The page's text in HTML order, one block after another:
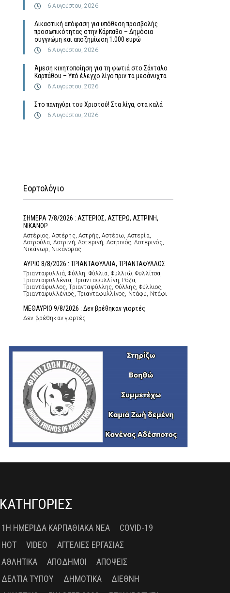
6 Αυγούστου, 2026
Δικαστική απόφαση για υπόθεση προσβολής
προσωπικότητας στην Κάρπαθο – Δημόσια
συγγνώμη και αποζημίωση 1.000 ευρώ
6 Αυγούστου, 2026
Άμεση κινητοποίηση για τη φωτιά στο Σάνταλο
Καρπάθου – Υπό έλεγχο λίγο πριν τα μεσάνυχτα
6 Αυγούστου, 2026
Στο πανηγύρι του Χριστού! Στα λίγα, στα καλά
6 Αυγούστου, 2026
Εορτολόγιο
ΣΗΜΕΡΑ 7/8/2026 : ΑΣΤΕΡΙΟΣ, ΑΣΤΕΡΩ, ΑΣΤΡΙΝΗ,
ΝΙΚΑΝΩΡ
Αστέριος, Αστέρης, Αστρής, Αστέρω, Αστερία,
Αστρούλα, Αστρινή, Αστερινή, Αστρινός, Αστερινός,
Νικάνωρ, Νικάνορας
ΑΥΡΙΟ 8/8/2026 : ΤΡΙΑΝΤΑΦΥΛΛΙΑ, ΤΡΙΑΝΤΑΦΥΛΛΟΣ
Τριανταφυλλιά, Φύλλη, Φύλλια, Φυλλιώ, Φυλλίτσα,
Τριανταφυλλένια, Τριανταφυλλίνη, Ρόζα,
Τριαντάφυλλος, Τριανταφύλλης, Φύλλης, Φύλλιος,
Τριανταφυλλένιος, Τριανταφυλλίνος, Ντάφυ, Ντάφι
ΜΕΘΑΥΡΙΟ 9/8/2026 : Δεν βρέθηκαν γιορτές
Δεν βρέθηκαν γιορτές
ΚΑΤΗΓΟΡΙΕΣ
1Η ΗΜΕΡΊΔΑ ΚΑΡΠΑΘΙΑΚΆ ΝΈΑ
COVID-19
HOT
VIDEO
ΑΓΓΕΛΊΕΣ ΕΡΓΑΣΊΑΣ
ΑΘΛΗΤΙΚΆ
ΑΠΌΔΗΜΟΙ
ΑΠΌΨΕΙΣ
ΔΕΛΤΊΑ ΤΎΠΟΥ
ΔΗΜΟΤΙΚΆ
ΔΙΕΘΝΉ